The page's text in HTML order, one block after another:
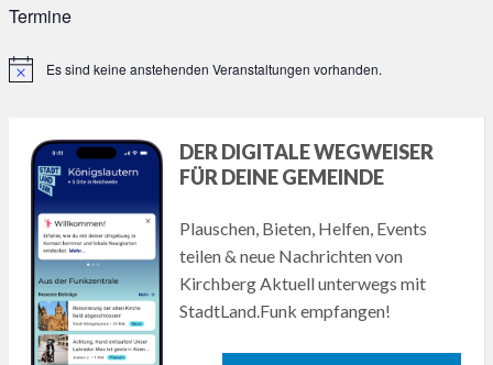
Termine
HinweisEs sind keine anstehenden Veranstaltungen vorhanden.
DER DIGITALE WEGWEISER
FÜR DEINE GEMEINDE
Plauschen, Bieten, Helfen, Events
teilen & neue Nachrichten von
Kirchberg Aktuell unterwegs mit
StadtLand.Funk empfangen!